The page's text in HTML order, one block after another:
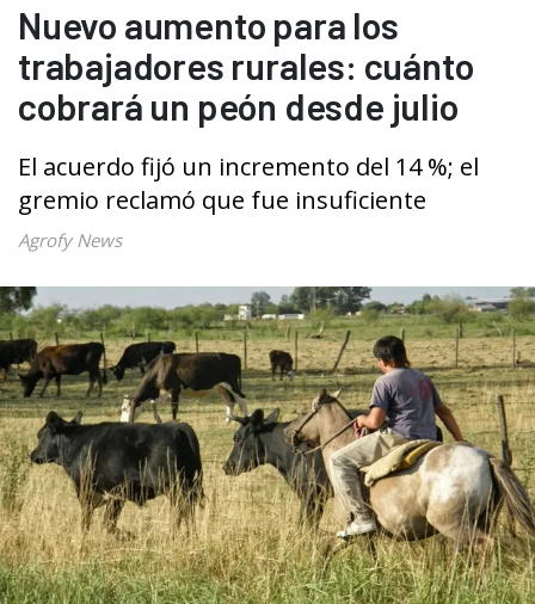
Nuevo aumento para los
trabajadores rurales: cuánto
cobrará un peón desde julio
El acuerdo fijó un incremento del 14 %; el
gremio reclamó que fue insuficiente
Agrofy News